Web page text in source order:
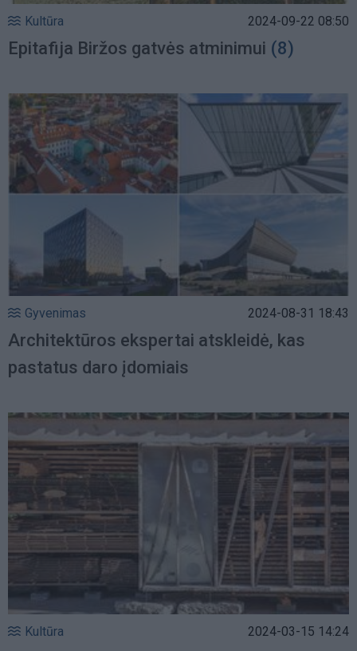
Kultūra 2024-09-22 08:50
Epitafija Biržos gatvės atminimui (8)
Gyvenimas 2024-08-31 18:43
Architektūros ekspertai atskleidė, kas
pastatus daro įdomiais
Kultūra 2024-03-15 14:24